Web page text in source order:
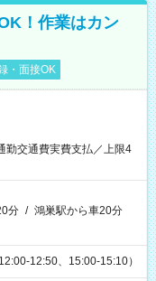
！作業はカン
・面接OK
勤交通費実費支払／上限4
分 / 鴻巣駅から車20分
12:50、15:00-15:10）